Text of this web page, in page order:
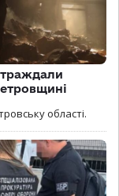
області.